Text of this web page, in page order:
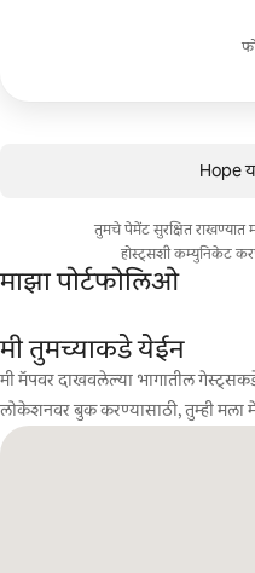
Hope
तुमचे पेमेंट सुरक्षित
होस्ट्सशी कम्युनिकेट
माझा पोर्टफोलिओ
मी तुमच्याकडे येईन
मी मॅपवर दाखवलेल्या भागातील
लोकेशनवर बुक करण्यासाठी, तुम्ही